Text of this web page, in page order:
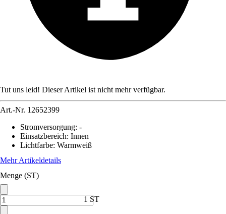
Tut uns leid! Dieser Artikel ist nicht mehr verfügbar.
Art.-Nr. 12652399
Stromversorgung: -
Einsatzbereich: Innen
Lichtfarbe: Warmweiß
Mehr Artikeldetails
Menge (ST)
1 ST